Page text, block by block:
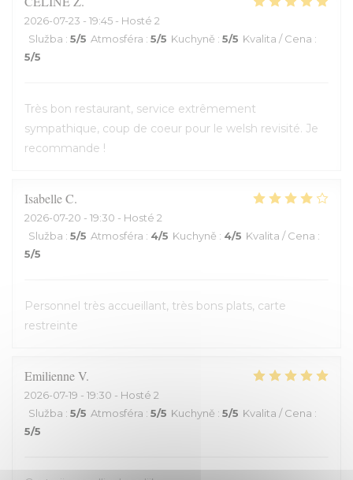
2026-07-23 - 19:45 - Hosté 2
Služba : 5/5 Atmosféra : 5/5 Kuchyně : 5/5 Kvalita / Cena :
5/5
Très bon restaurant, service extrêmement
sympathique, coup de coeur pour le welsh revisité. Je
recommande !
IsabelleC
2026-07-20 - 19:30 - Hosté 2
Služba : 5/5 Atmosféra : 4/5 Kuchyně : 4/5 Kvalita / Cena :
5/5
Personnel très accueillant, très bons plats, carte
restreinte
EmilienneV
2026-07-19 - 19:30 - Hosté 2
Služba : 5/5 Atmosféra : 5/5 Kuchyně : 5/5 Kvalita / Cena :
5/5